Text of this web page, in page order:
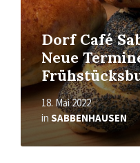
Dorf Café
Neue
18. Mai 2022
in SABBENHAUSEN